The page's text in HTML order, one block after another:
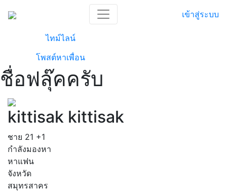
เข้าสู่ระบบ
ไทม์ไลน์
โพสต์หาเพื่อน
ชื่อฟลุ๊คครับ
kittisak kittisak
ชาย 21 +1
กำลังมองหา
หาแฟน
จังหวัด
สมุทรสาคร